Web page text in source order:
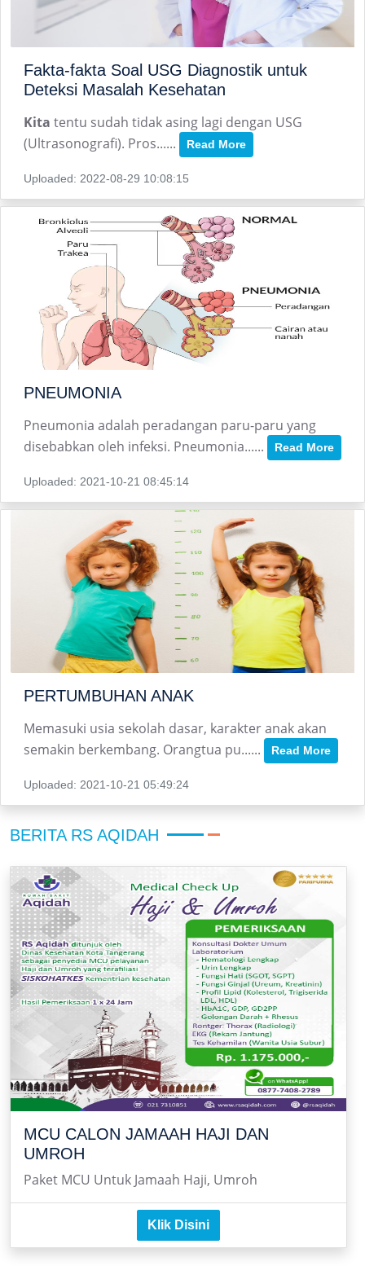
Fakta-fakta Soal USG Diagnostik untuk
Deteksi Masalah Kesehatan
Kita tentu sudah tidak asing lagi dengan USG
(Ultrasonografi). Pros...... Read More
Uploaded: 2022-08-29 10:08:15
PNEUMONIA
Pneumonia adalah peradangan paru-paru yang
disebabkan oleh infeksi. Pneumonia......
Read More
Uploaded: 2021-10-21 08:45:14
PERTUMBUHAN ANAK
Memasuki usia sekolah dasar, karakter anak akan
semakin berkembang. Orangtua pu......
Read More
Uploaded: 2021-10-21 05:49:24
BERITA RS AQIDAH
MCU CALON JAMAAH HAJI DAN
UMROH
Paket MCU Untuk Jamaah Haji, Umroh
Klik Disini